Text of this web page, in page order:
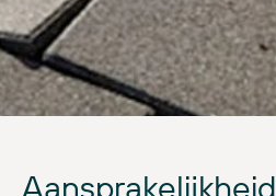
Aansprakelijkheid